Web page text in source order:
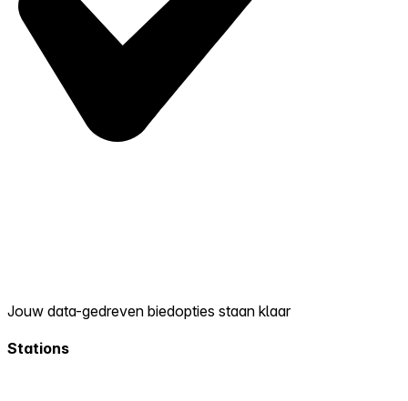
Jouw data-gedreven biedopties staan klaar
Stations